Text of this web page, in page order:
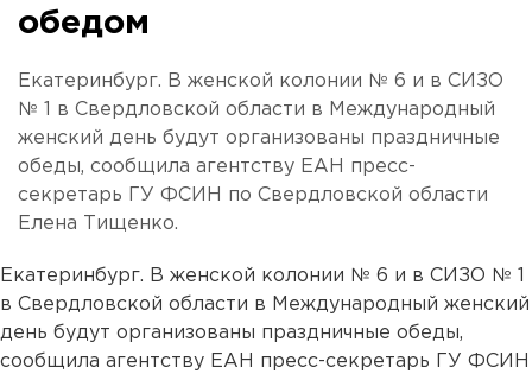
обедом
Екатеринбург. В женской колонии № 6 и в СИЗО
№ 1 в Свердловской области в Международный
женский день будут организованы праздничные
обеды, сообщила агентству ЕАН пресс-
секретарь ГУ ФСИН по Свердловской области
Елена Тищенко.
Екатеринбург. В женской колонии № 6 и в СИЗО № 1
в Свердловской области в Международный женский
день будут организованы праздничные обеды,
сообщила агентству ЕАН пресс-секретарь ГУ ФСИН